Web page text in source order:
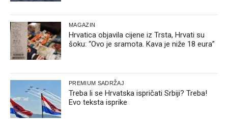
MAGAZIN
Hrvatica objavila cijene iz Trsta, Hrvati su
šoku: “Ovo je sramota. Kava je niže 18 eura”
PREMIUM SADRŽAJ
Treba li se Hrvatska ispričati Srbiji? Treba!
Evo teksta isprike